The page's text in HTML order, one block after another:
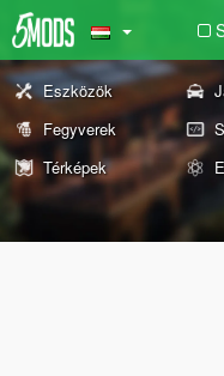
Eszközök
Fegyverek
Térképek